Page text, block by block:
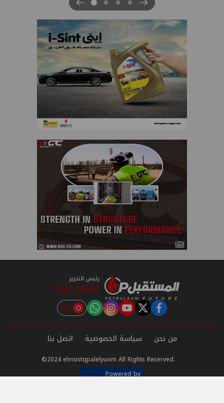
رئيس التحرير
عثمان علام
facebook
twitter
youtube
instagram
tiktok
من نحن سياسة الخصوصية اتصل بنا
©2024 elmostqpalelyuom All Rights Reserved.
Powered by